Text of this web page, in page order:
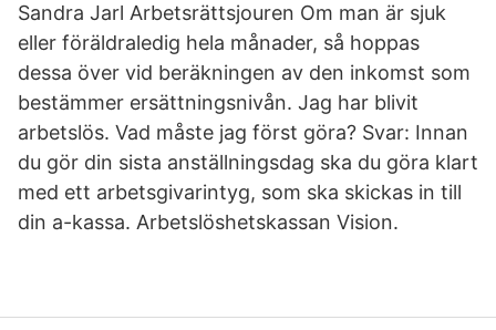
Sandra Jarl Arbetsrättsjouren Om man är sjuk
eller föräldraledig hela månader, så hoppas
dessa över vid beräkningen av den inkomst som
bestämmer ersättningsnivån. Jag har blivit
arbetslös. Vad måste jag först göra? Svar: Innan
du gör din sista anställningsdag ska du göra klart
med ett arbetsgivarintyg, som ska skickas in till
din a-kassa. Arbetslöshetskassan Vision.